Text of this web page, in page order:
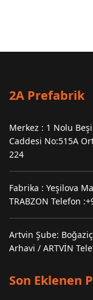
2A Prefabrik
Merkez : 1 Nolu
Caddesi No:515A
224
Fabrika : Yeşilova
TRABZON Telefon
Artvin Şube:
Arhavi / ARTVİN
Son Eklenen